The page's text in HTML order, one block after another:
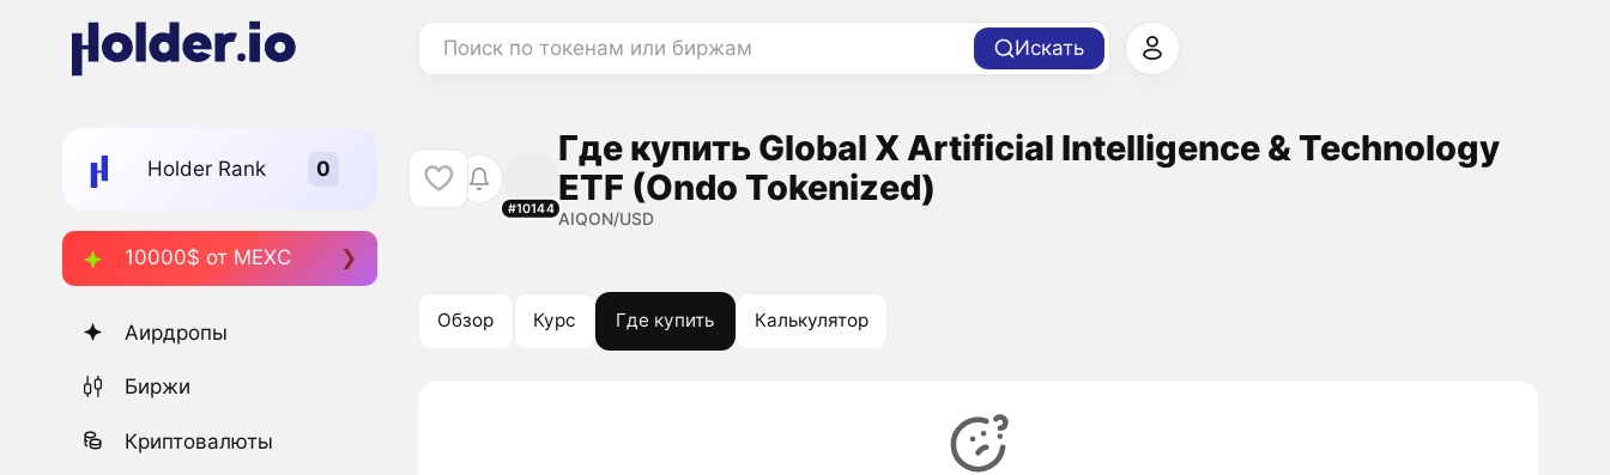
Поиск по токенам или биржам Искать
Holder Rank
10000$ от MEXC
Аирдропы
Биржи
Криптовалюты
#10144
Где купить Global X Artificial Intelligence & Technology
ETF (Ondo Tokenized)
AIQON/USD
Обзор Курс Где купить Калькулятор